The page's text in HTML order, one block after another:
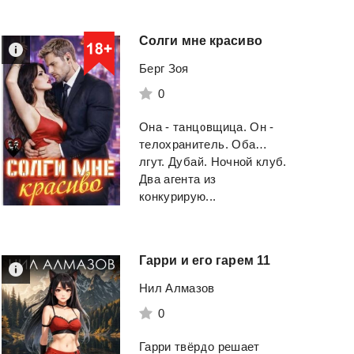
Солги мне красиво
Берг Зоя
0
Она - танцовщица. Он -
телохранитель. Оба…
лгут. Дубай. Ночной клуб.
Два агента из
конкурирую...
Гарри и его гарем 11
Нил Алмазов
0
Гарри твёрдо решает